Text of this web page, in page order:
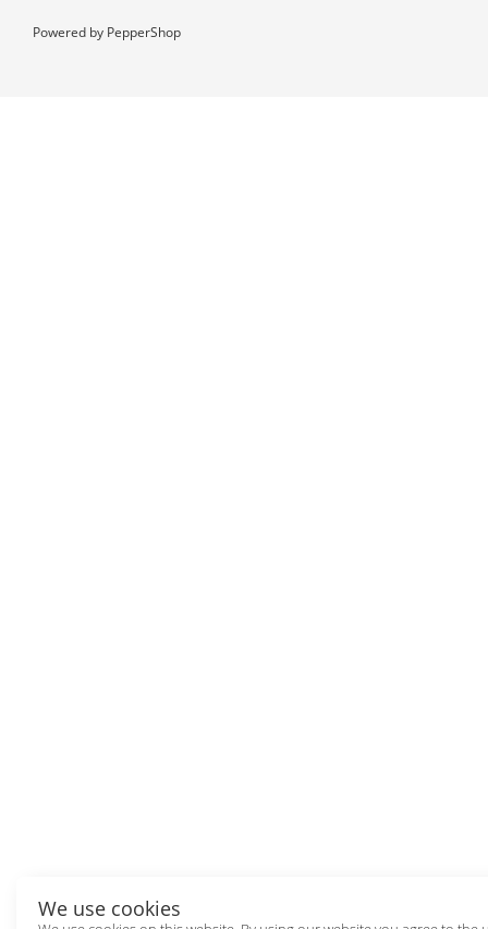
We use cookies
Powered by PepperShop